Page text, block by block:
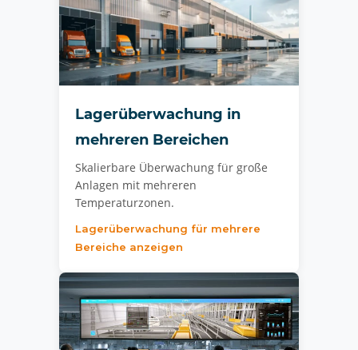
Lagerüberwachung in
mehreren Bereichen
Skalierbare Überwachung für große
Anlagen mit mehreren
Temperaturzonen.
Lagerüberwachung für mehrere
Bereiche anzeigen